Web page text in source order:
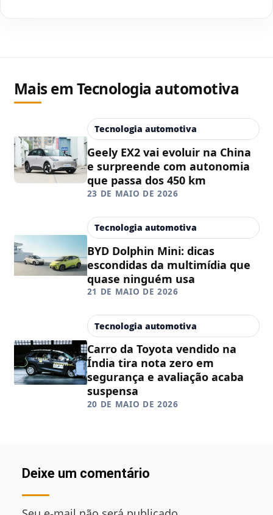
Mais em Tecnologia automotiva
Tecnologia automotiva
Geely EX2 vai evoluir na China
e surpreende com autonomia
que passa dos 450 km
23 DE MAIO DE 2026
Tecnologia automotiva
BYD Dolphin Mini: dicas
escondidas da multimídia que
quase ninguém usa
21 DE MAIO DE 2026
Tecnologia automotiva
Carro da Toyota vendido na
Índia tira nota zero em
segurança e avaliação acaba
suspensa
20 DE MAIO DE 2026
Deixe um comentário